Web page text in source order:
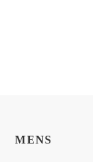
MENS